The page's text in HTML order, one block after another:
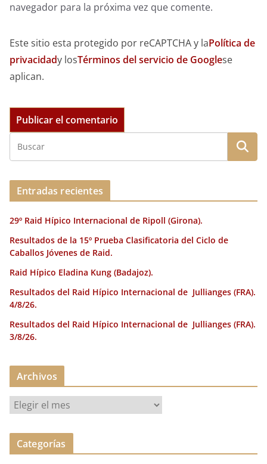
navegador para la próxima vez que comente.
Este sitio esta protegido por reCAPTCHA y laPolítica de
privacidady losTérminos del servicio de Googlese
aplican.
Entradas recientes
29º Raid Hípico Internacional de Ripoll (Girona).
Resultados de la 15º Prueba Clasificatoria del Ciclo de
Caballos Jóvenes de Raid.
Raid Hípico Eladina Kung (Badajoz).
Resultados del Raid Hípico Internacional de Jullianges (FRA).
4/8/26.
Resultados del Raid Hípico Internacional de Jullianges (FRA).
3/8/26.
Archivos
r
c
Categorías